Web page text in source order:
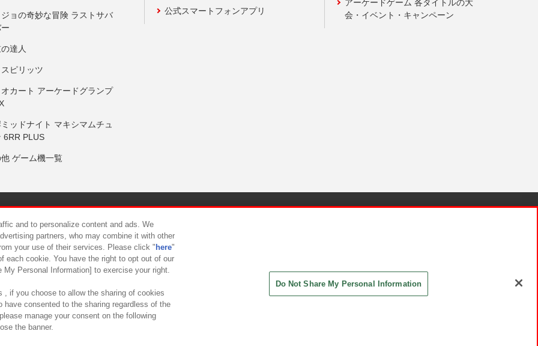
ョの奇妙な冒険 ラストサバ
達人
ピリッツ
カート アーケードグランプ
ッドナイト マキシマムチュ
6RR PLUS
ゲーム機一覧
公式スマートフォンアプリ
アーケードゲーム 各タイトルの大
会・イベント・キャンペーン
について カスタマーハラスメント対応方針
and to personalize content and ads. We
partners, who may combine it with other
your use of their services. Please click " here"
each cookie. You have the right to opt out of our
Personal Information] to exercise your right.
, if you choose to allow the sharing of cookies
have consented to the sharing regardless of the
manage your consent on the following
the banner.
Do Not Share My Personal Information